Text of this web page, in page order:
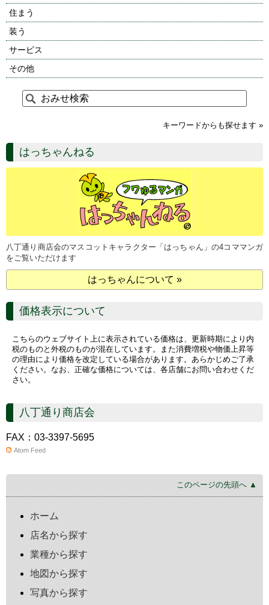
住まう
装う
サービス
その他
キーワードからも探せます »
はっちゃんねる
八丁通り商店会のマスコットキャラクター「はっちゃん」の4コママンガ
をご覧いただけます
はっちゃんについて »
価格表示について
こちらのウェブサイト上に表示されている価格は、更新時期により内
税のものと外税のものが混在しています。また消費増税や物価上昇等
の理由により価格を改定している場合があります。あらかじめご了承
ください。なお、正確な価格については、各店舗にお問い合わせくだ
さい。
八丁通り商店会
FAX：03-3397-5695
Atom Feed
このページの先頭へ ▲
ホーム
店名から探す
業種から探す
地図から探す
写真から探す